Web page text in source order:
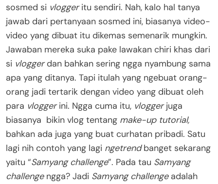
sosmed si vloggeritu sendiri. Nah, kalo hal tanya
jawab dari pertanyaan sosmed ini, biasanya video-
video yang dibuat itu dikemas semenarik mungkin.
Jawaban mereka suka pake lawakan chiri khas dari
si vloggerdan bahkan sering ngga nyambung sama
apa yang ditanya. Tapi itulah yang ngebuat orang-
orang jadi tertarik dengan video yang dibuat oleh
para vloggerini. Ngga cuma itu, vloggerjuga
biasanya bikin vlog tentang make-up tutorial,
bahkan ada juga yang buat curhatan pribadi. Satu
lagi nih contoh yang lagi ngetrendbanget sekarang
yaitu “Samyang challenge”. Pada tau Samyang
challengengga? Jadi Samyang challengeadalah